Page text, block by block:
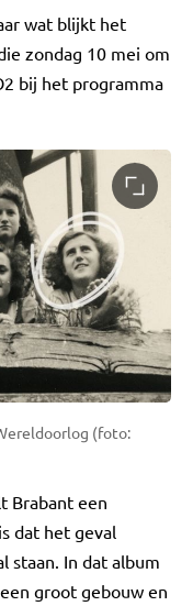
wat blijkt het
zondag 10 mei om
bij het programma
(foto:
Brabant een
dat het geval
staan. In dat album
groot gebouw en